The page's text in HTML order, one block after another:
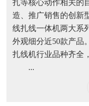
扎等核心动作相关的
造、推广销售的创新
线扎线一体机两大系
外观细分近50款产品
扎线机行业品种齐全
...